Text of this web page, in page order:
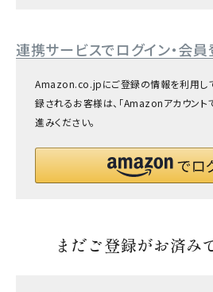
連携サービスでログイン・会員
Amazon.co.jpにご登録の情報を利用し
録されるお客様は、「Amazonアカウント
進みください。
まだご登録がお済み